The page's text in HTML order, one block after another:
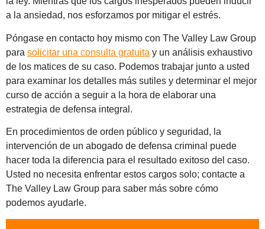
a la ansiedad, nos esforzamos por mitigar el estrés.
Póngase en contacto hoy mismo con The Valley Law Group
para solicitar una consulta gratuita y un análisis exhaustivo
de los matices de su caso. Podemos trabajar junto a usted
para examinar los detalles más sutiles y determinar el mejor
curso de acción a seguir a la hora de elaborar una
estrategia de defensa integral.
En procedimientos de orden público y seguridad, la
intervención de un abogado de defensa criminal puede
hacer toda la diferencia para el resultado exitoso del caso.
Usted no necesita enfrentar estos cargos solo; contacte a
The Valley Law Group para saber más sobre cómo
podemos ayudarle.